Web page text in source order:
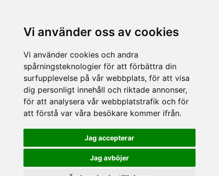
Vi använder oss av cookies
Vi använder cookies och andra
spårningsteknologier för att förbättra din
surfupplevelse på vår webbplats, för att visa
dig personligt innehåll och riktade annonser,
för att analysera vår webbplatstrafik och för
att förstå var våra besökare kommer ifrån.
Jag accepterar
Jag avböjer